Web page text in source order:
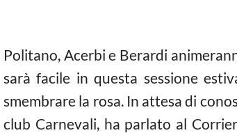
Politano, Acerbi e Berardi
sarà facile in questa sessione
smembrare la rosa. In attesa di
club Carnevali, ha parlato al